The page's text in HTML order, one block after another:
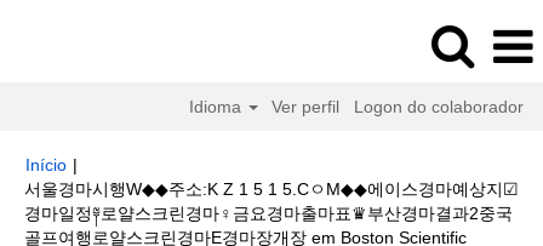
Idioma Ver perfil Logon do colaborador
Início |
서울경마시행W◆◆주소:K Z 1 5 1 5.CㅇM◆◆에이스경마예상지☑
경마일정༈로얄스크린경마♀금요경마출마표♛부산경마결과2중국
골프여행로얄스크린경마E경마장개장 em Boston Scientific(página